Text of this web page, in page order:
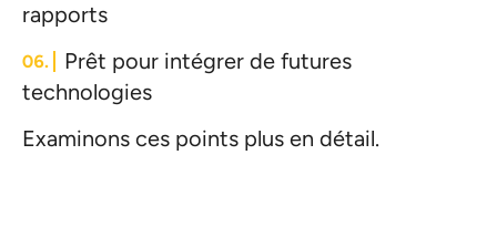
rapports
Prêt pour intégrer de futures
technologies
Examinons ces points plus en détail.